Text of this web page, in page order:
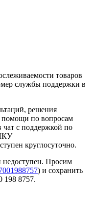
товаров
службы поддержки в
решения
помощи по вопросам
с поддержкой по
круглосуточно.
Просим
) и сохранить
198 8757.